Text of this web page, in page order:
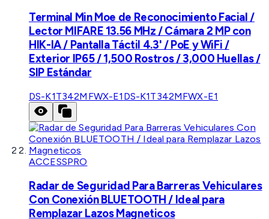
Terminal Min Moe de Reconocimiento Facial /
Lector MIFARE 13.56 MHz / Cámara 2 MP con
HIK-IA / Pantalla Táctil 4.3' / PoE y WiFi /
Exterior IP65 / 1,500 Rostros / 3,000 Huellas /
SIP Estándar
DS-K1T342MFWX-E1 DS-K1T342MFWX-E1
ACCESSPRO
Radar de Seguridad Para Barreras Vehiculares
Con Conexión BLUETOOTH / Ideal para
Remplazar Lazos Magneticos